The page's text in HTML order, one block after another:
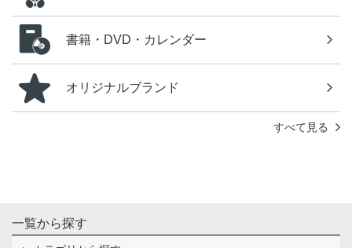
書籍・DVD・カレンダー
オリジナルブランド
すべて見る
一覧から探す